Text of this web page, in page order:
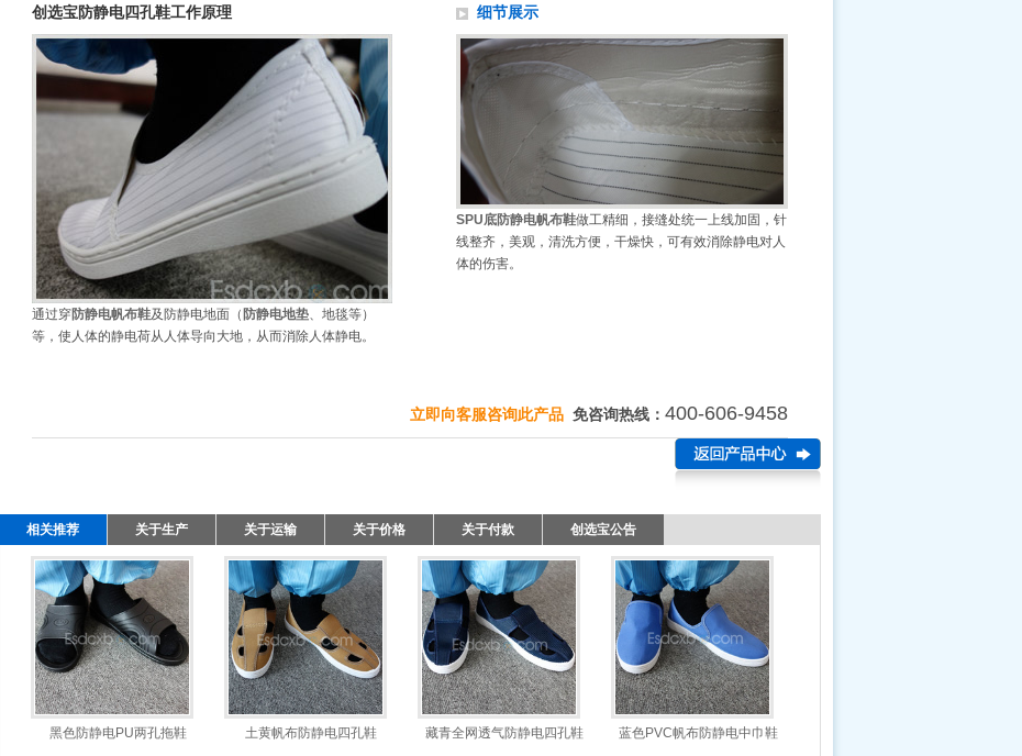
创选宝防静电四孔鞋工作原理
通过穿防静电帆布鞋及防静电地面（ 防静电地垫、地毯等）
等，使人体的静电荷从人体导向大地，从而消除人体静电。
细节展示
SPU底防静电帆布鞋做工精细，接缝处统一上线加固，针
线整齐，美观，清洗方便，干燥快，可有效消除静电对人
体的伤害。
立即向客服咨询此产品 免咨询热线： 400-606-9458
相关推荐 关于生产 关于运输 关于价格 关于付款 创选宝公告
黑色防静电PU两孔拖鞋 土黄帆布防静电四孔鞋 藏青全网透气防静电四孔鞋 蓝色PVC帆布防静电中巾鞋